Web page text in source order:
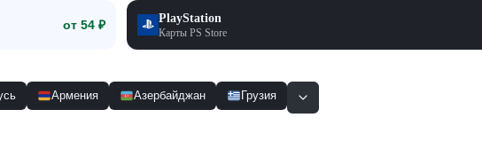
от 54 ₽ PlayStation
Карты PS Store
Армения Азербайджан Грузия